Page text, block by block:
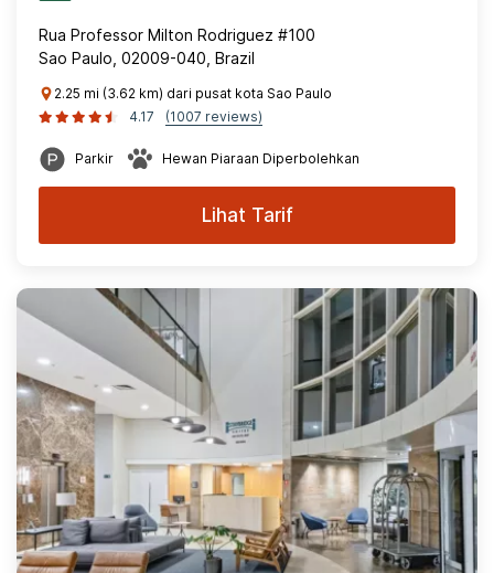
Rua Professor Milton Rodriguez #100
Sao Paulo, 02009-040, Brazil
2.25 mi (3.62 km) dari pusat kota Sao Paulo
4.17
(1007 reviews)
Parkir Hewan Piaraan Diperbolehkan
Lihat Tarif